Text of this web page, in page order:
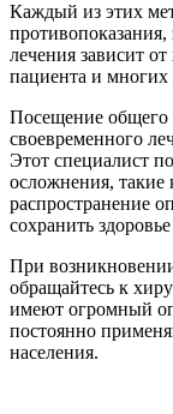
Каждый из этих
лечения зависит
пациента и многих
Посещение общего
своевременного
Этот специалист
осложнения, такие
распространение
сохранить
При
обращайтесь к
имеют огромный
постоянно
населения.